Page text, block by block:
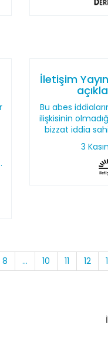
İletişim
Bu abes
ilişkisinin
bizzat iddia
3
8 ... 10 11 12